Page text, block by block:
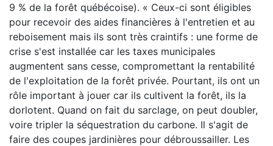
9 % de la forêt québécoise). « Ceux-ci sont éligibles
pour recevoir des aides financières à l'entretien et au
reboisement mais ils sont très craintifs : une forme de
crise s'est installée car les taxes municipales
augmentent sans cesse, compromettant la rentabilité
de l'exploitation de la forêt privée. Pourtant, ils ont un
rôle important à jouer car ils cultivent la forêt, ils la
dorlotent. Quand on fait du sarclage, on peut doubler,
voire tripler la séquestration du carbone. Il s'agit de
faire des coupes jardinières pour débroussailler. Les